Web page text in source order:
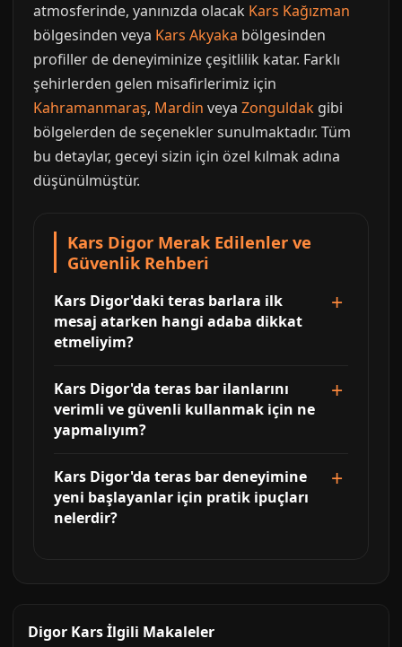
atmosferinde, yanınızda olacak Kars Kağızman
bölgesinden veya Kars Akyaka bölgesinden
profiller de deneyiminize çeşitlilik katar. Farklı
şehirlerden gelen misafirlerimiz için
Kahramanmaraş, Mardin veya Zonguldak gibi
bölgelerden de seçenekler sunulmaktadır. Tüm
bu detaylar, geceyi sizin için özel kılmak adına
düşünülmüştür.
Kars Digor Merak Edilenler ve
Güvenlik Rehberi
Kars Digor'daki teras barlara ilk
mesaj atarken hangi adaba dikkat
etmeliyim?
Kars Digor'da teras bar ilanlarını
verimli ve güvenli kullanmak için ne
yapmalıyım?
Kars Digor'da teras bar deneyimine
yeni başlayanlar için pratik ipuçları
nelerdir?
Digor Kars İlgili Makaleler